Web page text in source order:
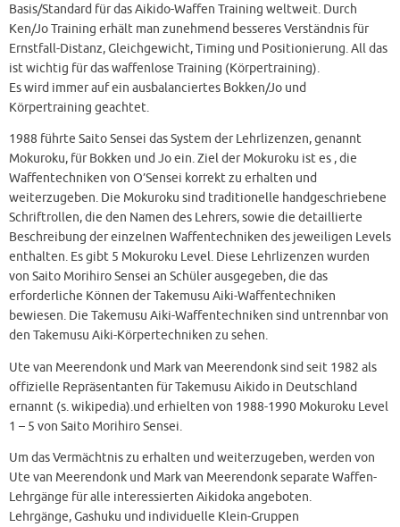
Basis/Standard für das Aikido-Waffen Training weltweit. Durch
Ken/Jo Training erhält man zunehmend besseres Verständnis für
Ernstfall-Distanz, Gleichgewicht, Timing und Positionierung. All das
ist wichtig für das waffenlose Training (Körpertraining).
Es wird immer auf ein ausbalanciertes Bokken/Jo und
Körpertraining geachtet.
1988 führte Saito Sensei das System der Lehrlizenzen, genannt
Mokuroku, für Bokken und Jo ein. Ziel der Mokuroku ist es , die
Waffentechniken von O’Sensei korrekt zu erhalten und
weiterzugeben. Die Mokuroku sind traditionelle handgeschriebene
Schriftrollen, die den Namen des Lehrers, sowie die detaillierte
Beschreibung der einzelnen Waffentechniken des jeweiligen Levels
enthalten. Es gibt 5 Mokuroku Level. Diese Lehrlizenzen wurden
von Saito Morihiro Sensei an Schüler ausgegeben, die das
erforderliche Können der Takemusu Aiki-Waffentechniken
bewiesen. Die Takemusu Aiki-Waffentechniken sind untrennbar von
den Takemusu Aiki-Körpertechniken zu sehen.
Ute van Meerendonk und Mark van Meerendonk sind seit 1982 als
offizielle Repräsentanten für Takemusu Aikido in Deutschland
ernannt (s. wikipedia).und erhielten von 1988-1990 Mokuroku Level
1 – 5 von Saito Morihiro Sensei.
Um das Vermächtnis zu erhalten und weiterzugeben, werden von
Ute van Meerendonk und Mark van Meerendonk separate Waffen-
Lehrgänge für alle interessierten Aikidoka angeboten.
Lehrgänge, Gashuku und individuelle Klein-Gruppen